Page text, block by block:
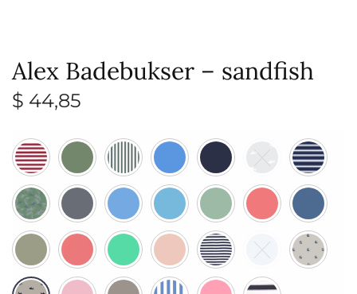
Alex Badebukser – sandfish
$ 44,85